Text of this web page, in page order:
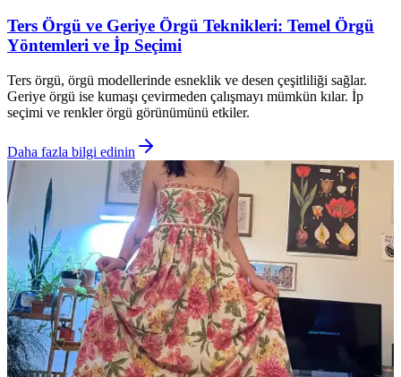
Ters Örgü ve Geriye Örgü Teknikleri: Temel Örgü
Yöntemleri ve İp Seçimi
Ters örgü, örgü modellerinde esneklik ve desen çeşitliliği sağlar.
Geriye örgü ise kumaşı çevirmeden çalışmayı mümkün kılar. İp
seçimi ve renkler örgü görünümünü etkiler.
Daha fazla bilgi edinin